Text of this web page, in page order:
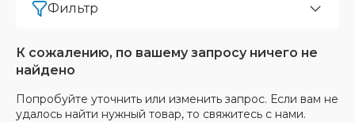
Фильтр
К сожалению, по вашему запросу ничего не
найдено
Попробуйте уточнить или изменить запрос. Если вам не
удалось найти нужный товар, то свяжитесь с нами.